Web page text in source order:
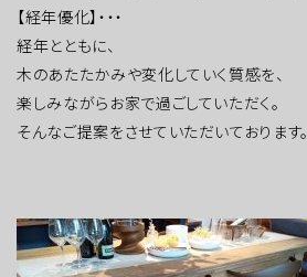
【経年優化】・・・
経年とともに、
木のあたたかみや変化していく質感を、
楽しみながらお家で過ごしていただく。
そんなご提案をさせていただいております。